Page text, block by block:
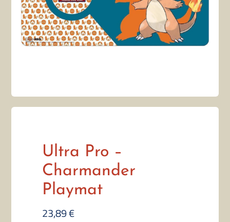
Ultra Pro –
Charmander
Playmat
23,89€